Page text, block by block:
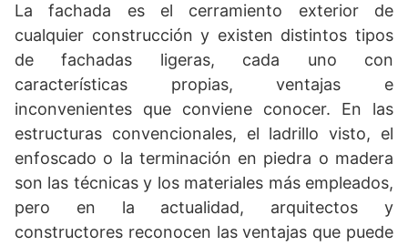
La fachada es el cerramiento exterior de
cualquier construcción y existen distintos tipos
de fachadas ligeras, cada uno con
características propias, ventajas e
inconvenientes que conviene conocer. En las
estructuras convencionales, el ladrillo visto, el
enfoscado o la terminación en piedra o madera
son las técnicas y los materiales más empleados,
pero en la actualidad, arquitectos y
constructores reconocen las ventajas que puede